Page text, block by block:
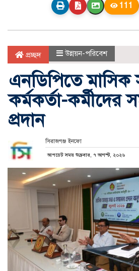
111
প্রচ্ছদ উন্নয়ন-পরিবেশ
এনডিপিতে মাসিক
কর্মকর্তা-কর্মীদের
প্রদান
সিরাজগঞ্জ ইনফো
আপডেট সময় শুক্রবার, ৭ আগস্ট, ২০২৬